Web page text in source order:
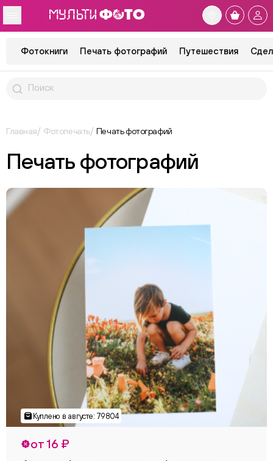
Фотокниги Печать фотографий Путешествия
Главная Фотопечать Печать фотографий
Печать фотографий
от 16 ₽